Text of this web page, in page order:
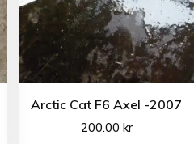
Arctic Cat F6 Axel -2007
200.00 kr